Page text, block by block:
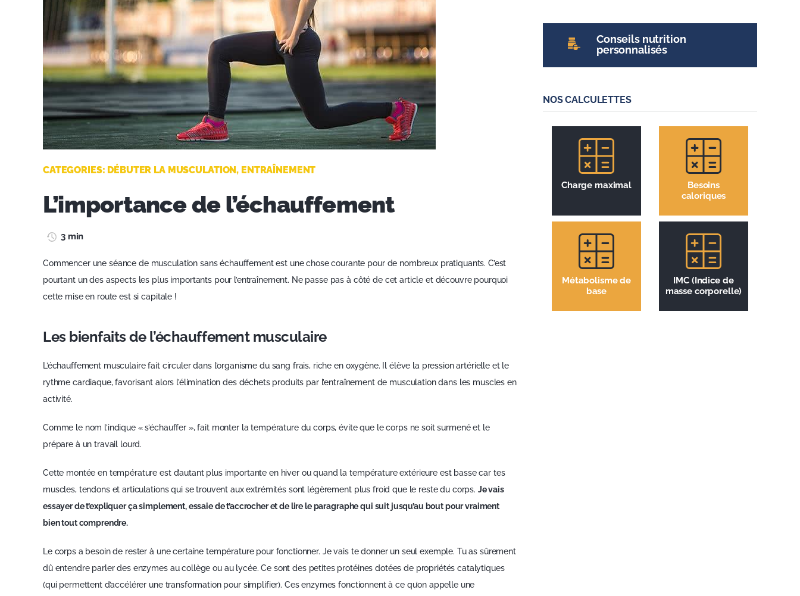
CATEGORIES: DÉBUTER LA MUSCULATION, ENTRAÎNEMENT
L’importance de l’échauffement
3 min
Commencer une séance de musculation sans échauffement est une chose courante pour de nombreux pratiquants. C’est
pourtant un des aspects les plus importants pour l’entraînement. Ne passe pas à côté de cet article et découvre pourquoi
cette mise en route est si capitale !
Les bienfaits de l’échauffement musculaire
L’échauffement musculaire fait circuler dans l’organisme du sang frais, riche en oxygène. Il élève la pression artérielle et le
rythme cardiaque, favorisant alors l’élimination des déchets produits par l’entraînement de musculation dans les muscles en
activité.
Comme le nom l’indique « s’échauffer », fait monter la température du corps, évite que le corps ne soit surmené et le
prépare à un travail lourd.
Cette montée en température est d’autant plus importante en hiver ou quand la température extérieure est basse car tes
muscles, tendons et articulations qui se trouvent aux extrémités sont légèrement plus froid que le reste du corps. Je vais
essayer de t’expliquer ça simplement, essaie de t’accrocher et de lire le paragraphe qui suit jusqu’au bout pour vraiment
bien tout comprendre.
Le corps a besoin de rester à une certaine température pour fonctionner. Je vais te donner un seul exemple. Tu as sûrement
dû entendre parler des enzymes au collège ou au lycée. Ce sont des petites protéines dotées de propriétés catalytiques
(qui permettent d’accélérer une transformation pour simplifier). Ces enzymes fonctionnent à ce qu’on appelle une
Conseils nutrition
personnalisés
NOS CALCULETTES
Charge maximal
Besoins
caloriques
Métabolisme de
base
IMC (Indice de
masse corporelle)